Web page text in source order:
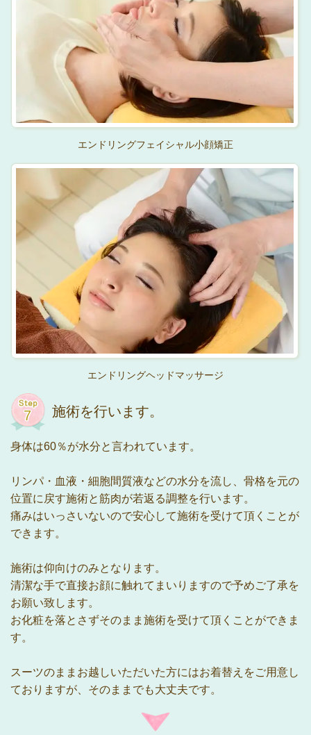
エンドリングフェイシャル小顔矯正
エンドリングヘッドマッサージ
施術を行います。
身体は60％が水分と言われています。
リンパ・血液・細胞間質液などの水分を流し、骨格を元の
位置に戻す施術と筋肉が若返る調整を行います。
痛みはいっさいないので安心して施術を受けて頂くことが
できます。
施術は仰向けのみとなります。
清潔な手で直接お顔に触れてまいりますので予めご了承を
お願い致します。
お化粧を落とさずそのまま施術を受けて頂くことができま
す。
スーツのままお越しいただいた方にはお着替えをご用意し
ておりますが、そのままでも大丈夫です。